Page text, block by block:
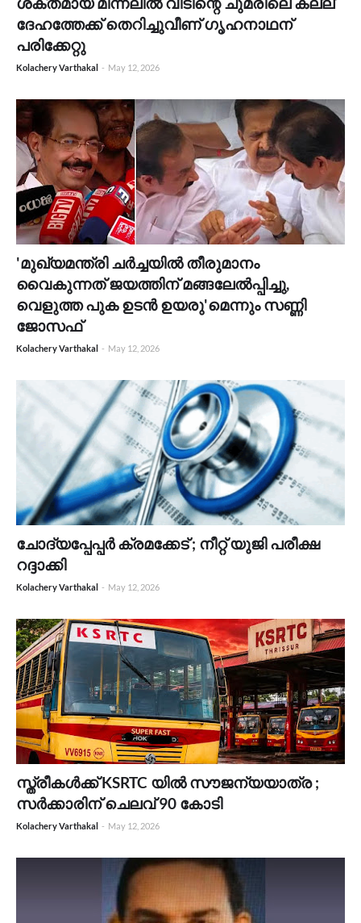
ദേഹത്തേക്ക് തെറിച്ചുവീണ് ഗൃഹനാഥന്
പരിക്കേറ്റു
Kolachery Varthakal - May 12, 2026
'മുഖ്യമന്ത്രി ചർച്ചയിൽ തീരുമാനം
വൈകുന്നത് ജയത്തിന് മങ്ങലേൽപ്പിച്ചു,
വെളുത്ത പുക ഉടൻ ഉയരു'മെന്നും സണ്ണി
ജോസഫ്
Kolachery Varthakal - May 12, 2026
ചോദ്യപ്പേപ്പർ ക്രമക്കേട് ; നീറ്റ് യുജി പരീക്ഷ
റദ്ദാക്കി
Kolachery Varthakal - May 12, 2026
സ്ത്രീകൾക്ക് KSRTC യിൽ സൗജന്യയാത്ര ;
സർക്കാരിന് ചെലവ് 90 കോടി
Kolachery Varthakal - May 12, 2026